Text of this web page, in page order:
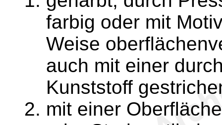
farbig oder mit
Weise
auch mit einer
Kunststoff
mit einer